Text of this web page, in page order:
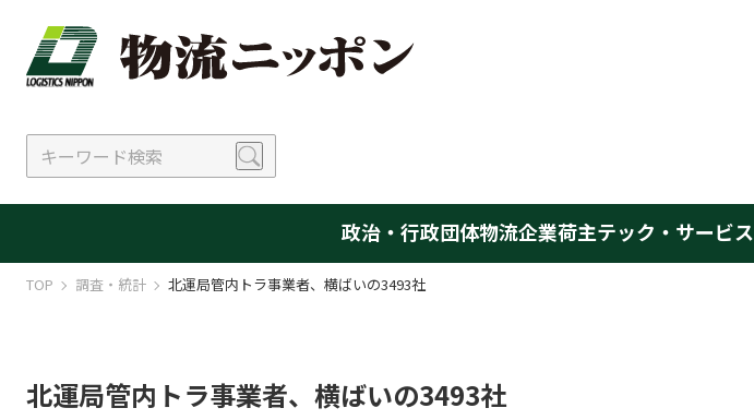
政治・行政団体物流企業荷主テック・サービス
TOP 調査・統計 北運局管内トラ事業者、横ばいの3493社
北運局管内トラ事業者、横ばいの3493社